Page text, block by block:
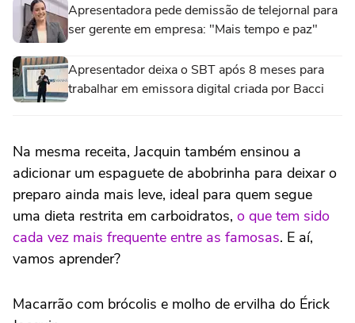
Apresentadora pede demissão de telejornal para
ser gerente em empresa: "Mais tempo e paz"
Apresentador deixa o SBT após 8 meses para
trabalhar em emissora digital criada por Bacci
Na mesma receita, Jacquin também ensinou a
adicionar um espaguete de abobrinha para deixar o
preparo ainda mais leve, ideal para quem segue
uma dieta restrita em carboidratos, o que tem sido
cada vez mais frequente entre as famosas. E aí,
vamos aprender?
Macarrão com brócolis e molho de ervilha do Érick